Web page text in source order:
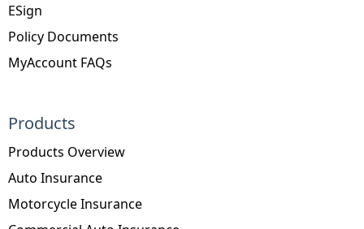
Products
Products Overview
Auto Insurance
Motorcycle Insurance
ESign
Policy Documents
MyAccount FAQs